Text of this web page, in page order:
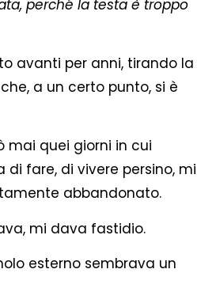
perché la testa è troppo
avanti per anni, tirando la
a un certo punto, si è
mai quei giorni in cui
di fare, di vivere persino, mi
abbandonato.
mi dava fastidio.
esterno sembrava un